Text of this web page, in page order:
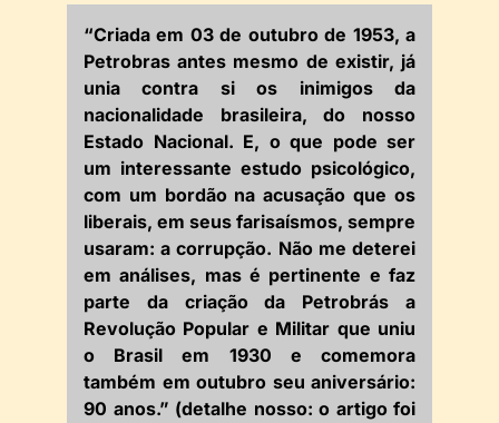
“Criada em 03 de outubro de 1953, a
Petrobras antes mesmo de existir, já
unia contra si os inimigos da
nacionalidade brasileira, do nosso
Estado Nacional. E, o que pode ser
um interessante estudo psicológico,
com um bordão na acusação que os
liberais, em seus farisaísmos, sempre
usaram: a corrupção. Não me deterei
em análises, mas é pertinente e faz
parte da criação da Petrobrás a
Revolução Popular e Militar que uniu
o Brasil em 1930 e comemora
também em outubro seu aniversário:
90 anos.” (detalhe nosso: o artigo foi